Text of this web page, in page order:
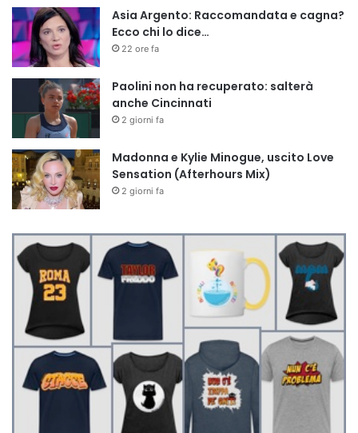
Asia Argento: Raccomandata e cagna?
Ecco chi lo dice…
22 ore fa
Paolini non ha recuperato: salterà
anche Cincinnati
2 giorni fa
Madonna e Kylie Minogue, uscito Love
Sensation (Afterhours Mix)
2 giorni fa